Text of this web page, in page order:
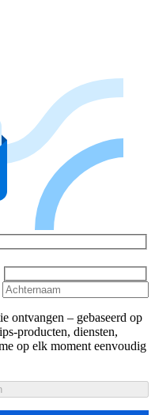
ontvangen – gebaseerd op
producten, diensten,
op elk moment eenvoudig